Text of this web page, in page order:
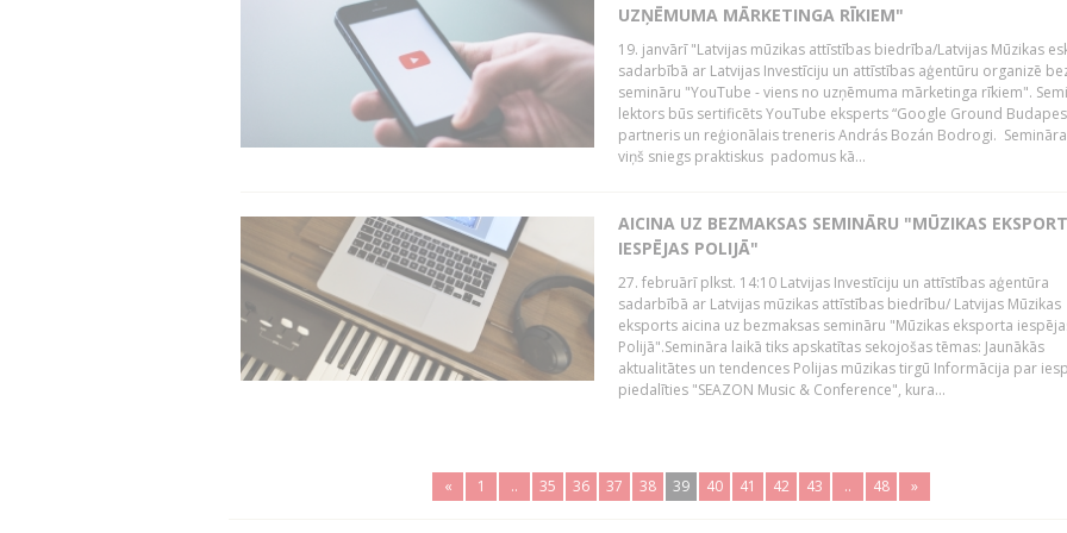
UZŅĒMUMA MĀRKETINGA RĪKIEM"
19. janvārī "Latvijas mūzikas attīstības biedrība/Latvijas Mūzikas
sadarbībā ar Latvijas Investīciju un attīstības aģentūru organizē
semināru "YouTube - viens no uzņēmuma mārketinga rīkiem".
lektors būs sertificēts YouTube eksperts “Google Ground
partneris un reģionālais treneris András Bozán Bodrogi.
viņš sniegs praktiskus padomus kā...
AICINA UZ BEZMAKSAS SEMINĀRU "MŪZIKAS
IESPĒJAS POLIJĀ"
27. februārī plkst. 14:10 Latvijas Investīciju un attīstības aģentūra
sadarbībā ar Latvijas mūzikas attīstības biedrību/ Latvijas Mūzikas
eksports aicina uz bezmaksas semināru "Mūzikas eksporta
Polijā".Semināra laikā tiks apskatītas sekojošas tēmas: Jaunākās
aktualitātes un tendences Polijas mūzikas tirgū Informācija par
piedalīties "SEAZON Music & Conference", kura...
« 1 .. 35 36 37 38 39 40 41 42 43 .. 48 »